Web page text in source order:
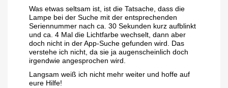
Was etwas seltsam ist, ist die Tatsache, dass die
Lampe bei der Suche mit der entsprechenden
Seriennummer nach ca. 30 Sekunden kurz aufblinkt
und ca. 4 Mal die Lichtfarbe wechselt, dann aber
doch nicht in der App-Suche gefunden wird. Das
verstehe ich nicht, da sie ja augenscheinlich doch
irgendwie angesprochen wird.
Langsam weiß ich nicht mehr weiter und hoffe auf
eure Hilfe!